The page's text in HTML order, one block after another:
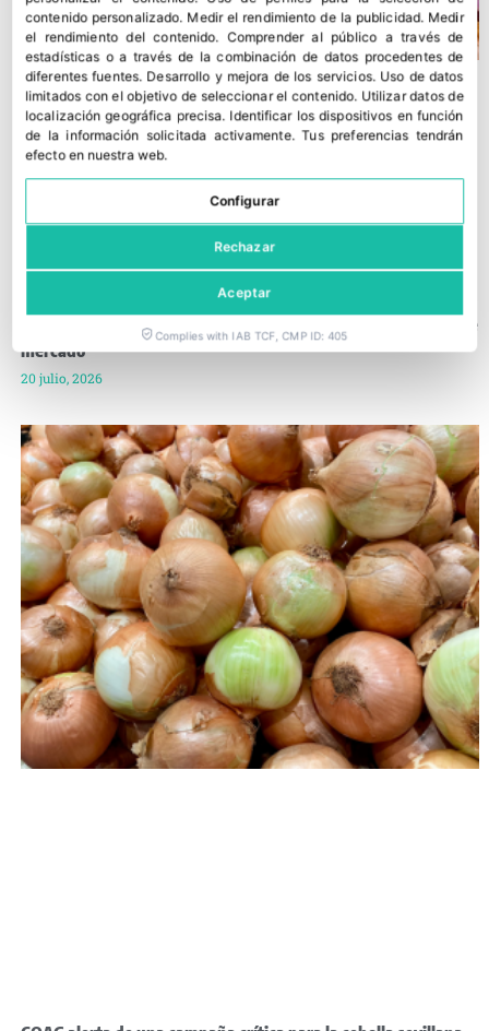
Andalucía y Hortyfruta se alían para mejorar la información de
mercado
20 julio, 2026
contenido personalizado. Medir el rendimiento de la publicidad. Medir
el rendimiento del contenido.Comprender al público a través de
estadísticas o a través de la combinación de datos procedentes de
diferentes fuentes. Desarrollo y mejora de los servicios. Uso de datos
limitados con el objetivo de seleccionar el contenido. Utilizar datos de
localización geográfica precisa. Identificar los dispositivos en función
de la información solicitada activamente.Tus preferencias tendrán
efecto en nuestra web.
Configurar
Rechazar
Aceptar
Complies with IAB TCF, CMP ID: 405